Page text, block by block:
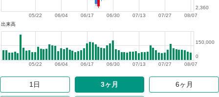
08/07
07/27
07/13
06/30
06/17
06/04
05/22
2,360
出来高
08/07
07/27
07/13
06/30
06/17
06/04
05/22
0
150,000
1日 3ヶ月 6ヶ月